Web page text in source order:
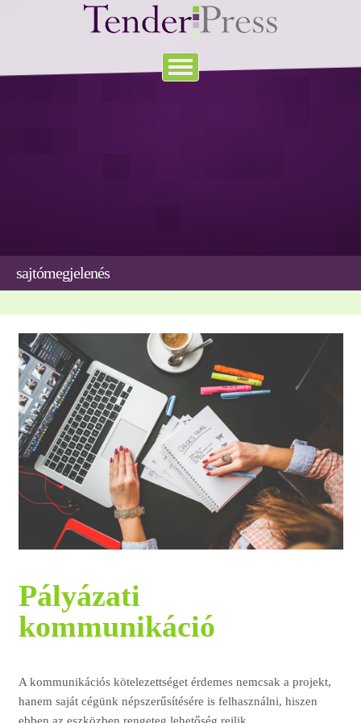
sajtómegjelenés
Pályázati
kommunikáció
A kommunikációs kötelezettséget érdemes nemcsak a projekt,
hanem saját cégünk népszerűsítésére is felhasználni, hiszen